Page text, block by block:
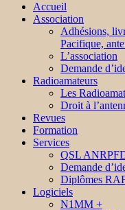
Accueil
Association
Adhésions,
Pacifique,
L’association
Demande
Radioamateurs
Les
Droit à
Revues
Formation
Services
QSL
Demande
Diplômes
Logiciels
N1MM +